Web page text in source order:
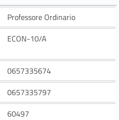
Professore Ordinario
ECON-10/A
0657335674
0657335797
60497